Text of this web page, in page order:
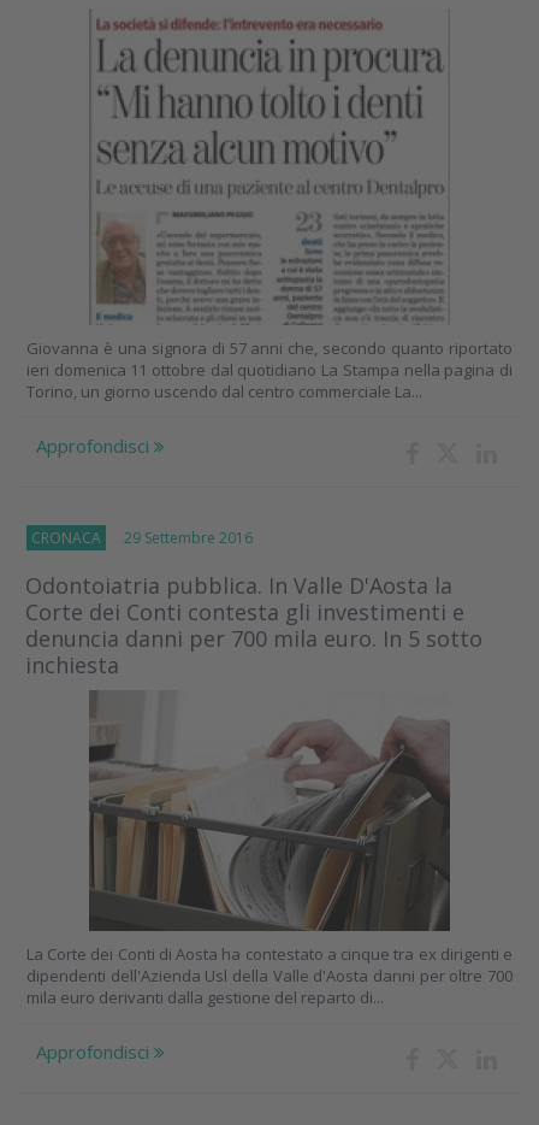
Giovanna è una signora di 57 anni che, secondo quanto riportato
ieri domenica 11 ottobre dal quotidiano La Stampa nella pagina di
Torino, un giorno uscendo dal centro commerciale La...
Approfondisci
CRONACA 29 Settembre 2016
Odontoiatria pubblica. In Valle D'Aosta la
Corte dei Conti contesta gli investimenti e
denuncia danni per 700 mila euro. In 5 sotto
inchiesta
La Corte dei Conti di Aosta ha contestato a cinque tra ex dirigenti e
dipendenti dell'Azienda Usl della Valle d'Aosta danni per oltre 700
mila euro derivanti dalla gestione del reparto di...
Approfondisci